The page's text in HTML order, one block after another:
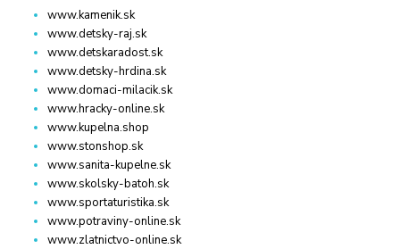
www.kamenik.sk
www.detsky-raj.sk
www.detskaradost.sk
www.detsky-hrdina.sk
www.domaci-milacik.sk
www.hracky-online.sk
www.kupelna.shop
www.stonshop.sk
www.sanita-kupelne.sk
www.skolsky-batoh.sk
www.sportaturistika.sk
www.potraviny-online.sk
www.zlatnictvo-online.sk